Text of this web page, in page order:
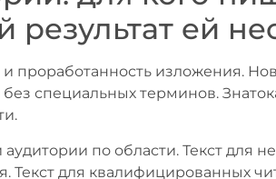
результат ей
проработанность изложения.
специальных терминов.
по области. Текст для
Текст для квалифицированных